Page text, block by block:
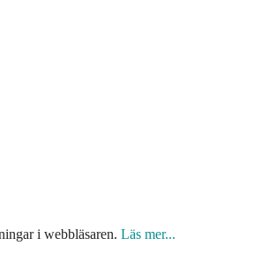
i webbläsaren. Läs mer...